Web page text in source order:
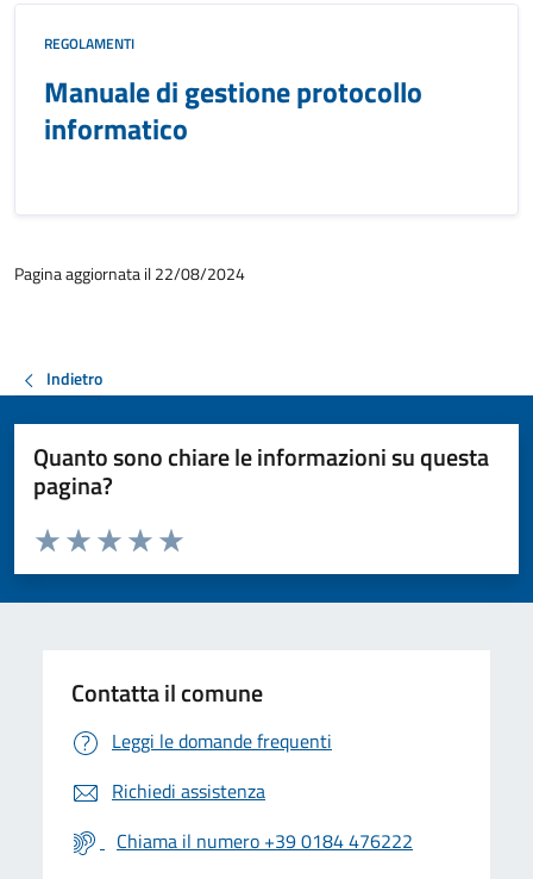
REGOLAMENTI
Manuale di gestione protocollo
informatico
Pagina aggiornata il 22/08/2024
Indietro
Quanto sono chiare le informazioni su questa
pagina?
Valuta da 1 a 5 stelle la pagina
Valuta 5 stelle su 5
Valuta 4 stelle su 5
Valuta 3 stelle su 5
Valuta 2 stelle su 5
Valuta 1 stelle su 5
Contatta il comune
Leggi le domande frequenti
Richiedi assistenza
Chiama il numero +39 0184 476222